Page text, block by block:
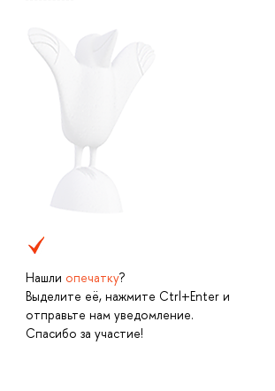
Нашли опечатку?
Выделите её, нажмите Ctrl+Enter и
отправьте нам уведомление.
Спасибо за участие!